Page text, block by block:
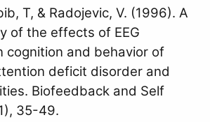
T, & Radojevic, V. (1996). A
of the effects of EEG
cognition and behavior of
deficit disorder and
Biofeedback and Self
35-49.